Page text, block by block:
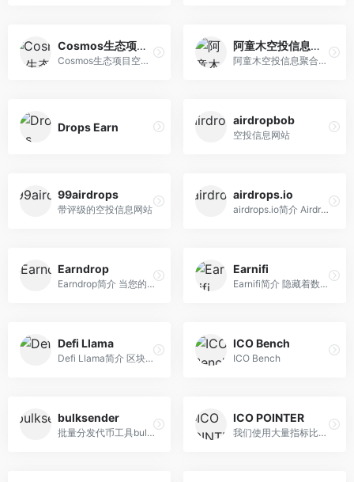
Cosmos生态项目空投资讯
Cosmos生态项目空投资讯
阿童木空投信息聚合网站
阿童木空投信息聚合网站。
Drops Earn
airdropbob
空投信息网站
99airdrops
带评级的空投信息网站
airdrops.io
airdrops.io简介 Airdrops.i...
Earndrop
Earndrop简介 当您的任何钱...
Earnifi
Earnifi简介 隐藏着数百万美...
Defi Llama
Defi Llama简介 区块链数据...
ICO Bench
ICO Bench
bulksender
批量分发代币工具bulksender
ICO POINTER
我们使用大量指标比较ICO项目...